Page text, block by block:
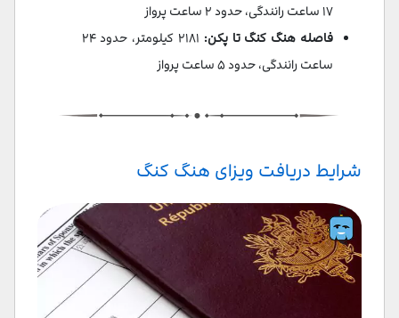
۱۷ ساعت رانندگی، حدود ۲ ساعت پرواز
فاصله هنگ کنگ تا پکن:
۲۱۸۱ کیلومتر، حدود ۲۴
ساعت رانندگی، حدود ۵ ساعت پرواز
شرایط دریافت ویزای هنگ کنگ